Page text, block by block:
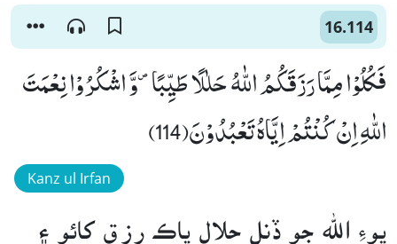
16.114
فَكُلُوْا مِمَّا رَزَقَكُمُ اللّٰهُ حَلٰلًا طَیِّبًا۪-وَّ اشْكُرُوْا نِعْمَتَ
اللّٰهِ اِنْ كُنْتُمْ اِیَّاهُ تَعْبُدُوْنَ(114)
Kanz ul Irfan
پوءِ الله جو ڏنل حلال پاڪ رزق کائو ۽